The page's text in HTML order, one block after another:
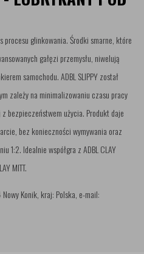
procesu glinkowania. Środki smarne, które
gałęzi przemysłu, niwelują
samochodu. ADBL SLIPPY został
zależy na minimalizowaniu czasu pracy
bezpieczeństwem użycia. Produkt daje
bez konieczności wymywania oraz
1:2. Idealnie współgra z ADBL CLAY
MITT.
Nowy Konik, kraj: Polska, e-mail: